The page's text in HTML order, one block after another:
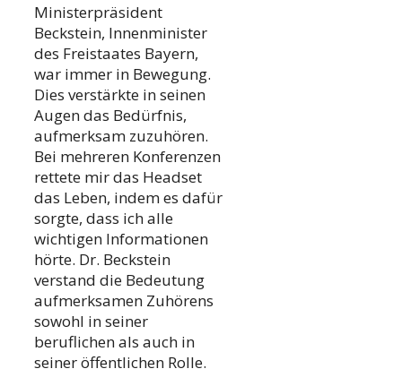
Ministerpräsident
Beckstein, Innenminister
des Freistaates Bayern,
war immer in Bewegung.
Dies verstärkte in seinen
Augen das Bedürfnis,
aufmerksam zuzuhören.
Bei mehreren Konferenzen
rettete mir das Headset
das Leben, indem es dafür
sorgte, dass ich alle
wichtigen Informationen
hörte. Dr. Beckstein
verstand die Bedeutung
aufmerksamen Zuhörens
sowohl in seiner
beruflichen als auch in
seiner öffentlichen Rolle.